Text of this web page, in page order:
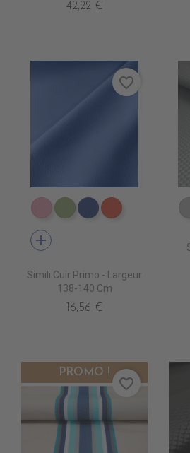
42,22 €
EN6006 ROSEepuisement
EN6016 PRAIRIEépuisem
EN6017 BLEU AZUR
EN6018
add
Simili Cuir Primo - Largeur
138-140 Cm
16,56 €
favorite_border
PROMO !
favorite_border